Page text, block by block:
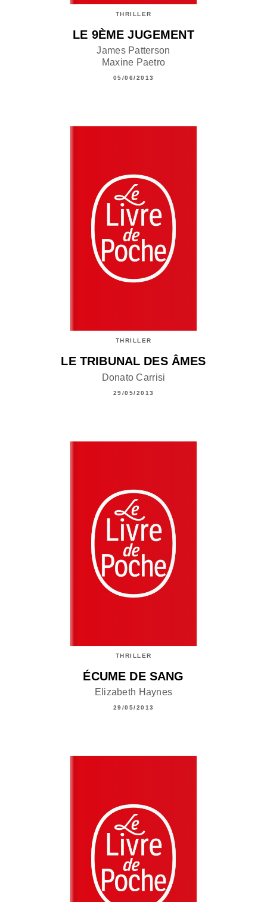
THRILLER
LE 9ÈME JUGEMENT
James Patterson
Maxine Paetro
05/06/2013
THRILLER
LE TRIBUNAL DES ÂMES
Donato Carrisi
29/05/2013
THRILLER
ÉCUME DE SANG
Elizabeth Haynes
29/05/2013